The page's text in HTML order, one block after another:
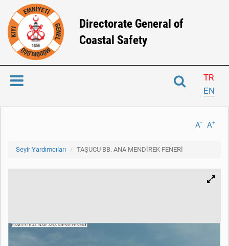
Directorate General of
Coastal Safety
TR
EN
A+
A-
Seyir Yardımcıları TAŞUCU BB. ANA MENDİREK FENERİ